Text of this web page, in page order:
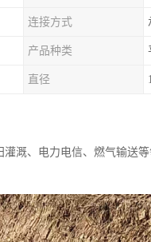
连接方式
产品种类
直径
溉、电力电信、燃气输送